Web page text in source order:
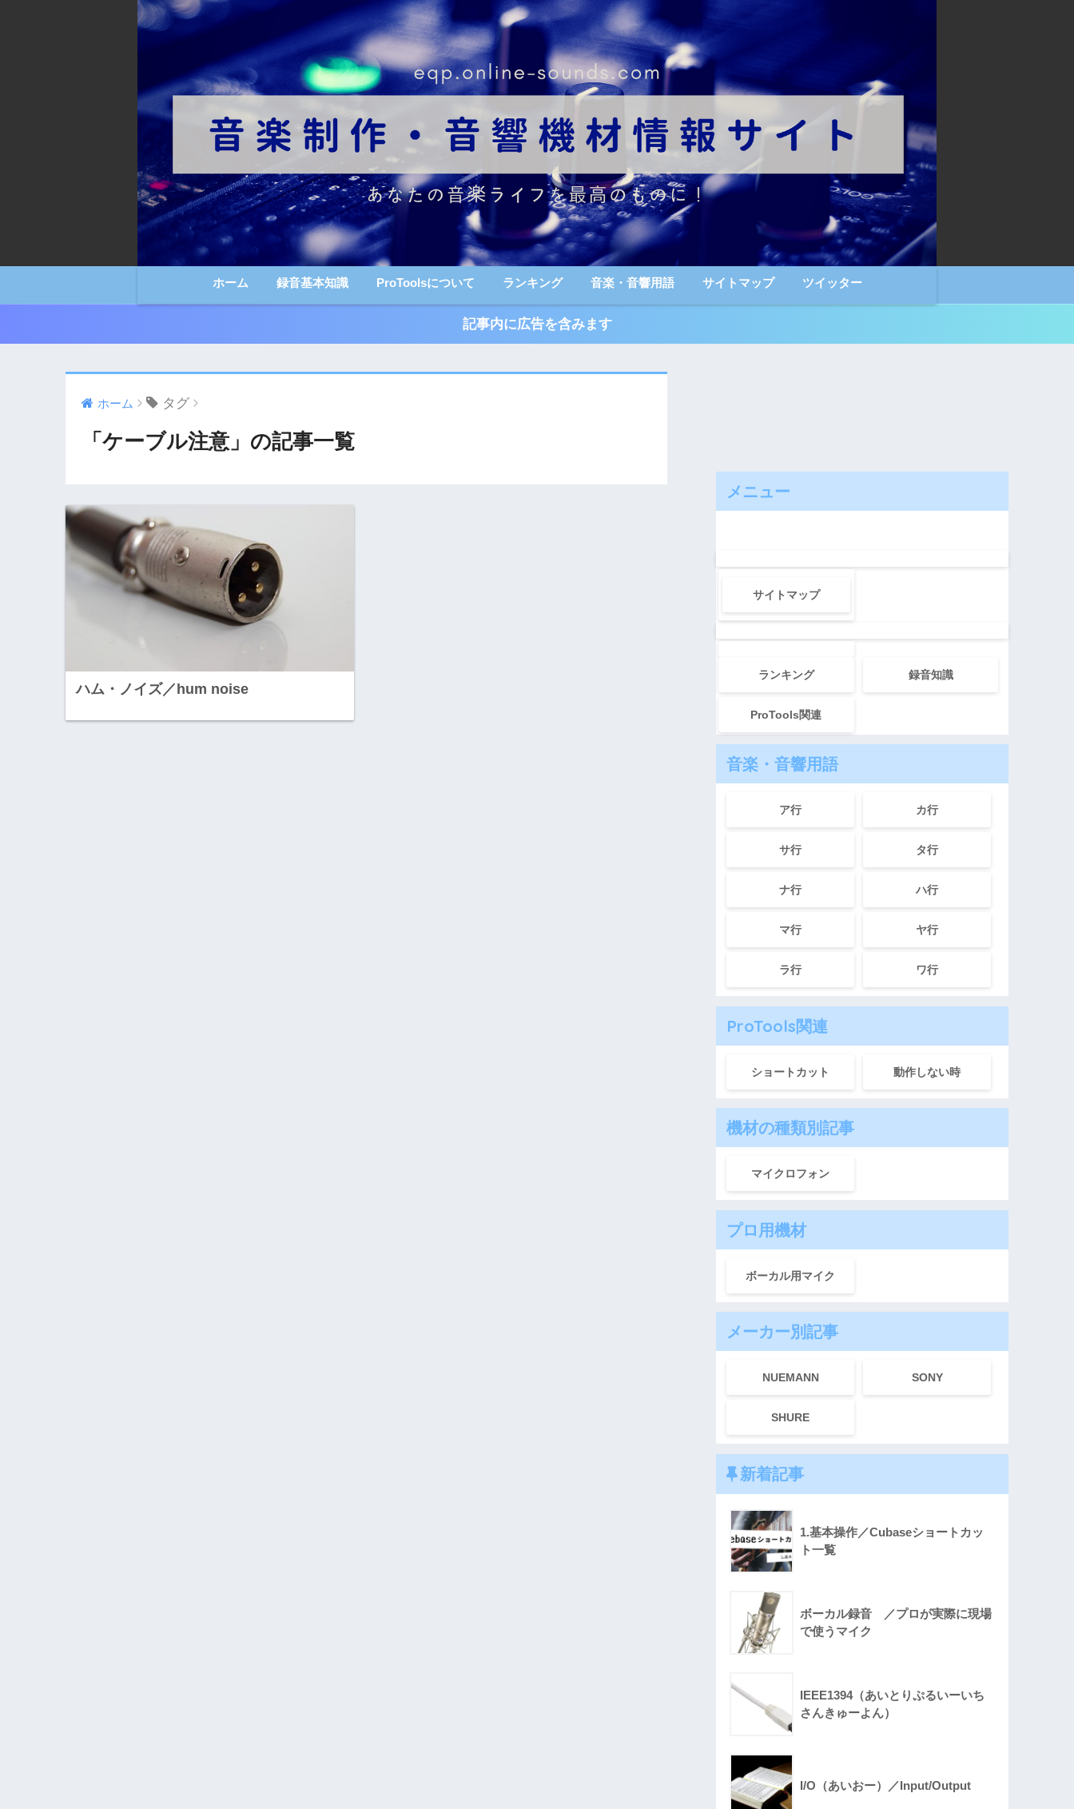
ホーム 録音基本知識 ProToolsについて ランキング 音楽・音響用語 サイトマップ ツイッター
記事内に広告を含みます
ホーム タグ
「ケーブル注意」の記事一覧
ハム・ノイズ／hum noise
メニュー
サイトマップ
ランキング 録音知識
ProTools関連
音楽・音響用語
ア行 カ行
サ行 タ行
ナ行 ハ行
マ行 ヤ行
ラ行 ワ行
ProTools関連
ショートカット 動作しない時
機材の種類別記事
マイクロフォン
プロ用機材
ボーカル用マイク
メーカー別記事
NUEMANN SONY
SHURE
新着記事
1.基本操作／Cubaseショートカッ
ト一覧
ボーカル録音 ／プロが実際に現場
で使うマイク
IEEE1394（あいとりぷるいーいち
さんきゅーよん）
I/O（あいおー）／Input/Output